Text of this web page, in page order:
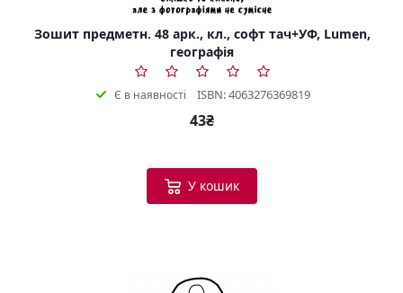
Зошит предметн. 48 арк., кл., софт тач+УФ, Lumen,
географія
Є в наявності ISBN: 4063276369819
43₴
У кошик